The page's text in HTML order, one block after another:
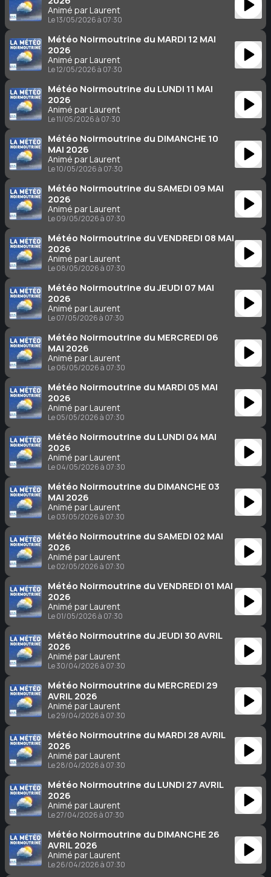
Animé par Laurent
Le 13/05/2026 à 07:30
Météo Noirmoutrine du MARDI 12 MAI
2026
Animé par Laurent
Le 12/05/2026 à 07:30
Météo Noirmoutrine du LUNDI 11 MAI
2026
Animé par Laurent
Le 11/05/2026 à 07:30
Météo Noirmoutrine du DIMANCHE 10
MAI 2026
Animé par Laurent
Le 10/05/2026 à 07:30
Météo Noirmoutrine du SAMEDI 09 MAI
2026
Animé par Laurent
Le 09/05/2026 à 07:30
Météo Noirmoutrine du VENDREDI 08 MAI
2026
Animé par Laurent
Le 08/05/2026 à 07:30
Météo Noirmoutrine du JEUDI 07 MAI
2026
Animé par Laurent
Le 07/05/2026 à 07:30
Météo Noirmoutrine du MERCREDI 06
MAI 2026
Animé par Laurent
Le 06/05/2026 à 07:30
Météo Noirmoutrine du MARDI 05 MAI
2026
Animé par Laurent
Le 05/05/2026 à 07:30
Météo Noirmoutrine du LUNDI 04 MAI
2026
Animé par Laurent
Le 04/05/2026 à 07:30
Météo Noirmoutrine du DIMANCHE 03
MAI 2026
Animé par Laurent
Le 03/05/2026 à 07:30
Météo Noirmoutrine du SAMEDI 02 MAI
2026
Animé par Laurent
Le 02/05/2026 à 07:30
Météo Noirmoutrine du VENDREDI 01 MAI
2026
Animé par Laurent
Le 01/05/2026 à 07:30
Météo Noirmoutrine du JEUDI 30 AVRIL
2026
Animé par Laurent
Le 30/04/2026 à 07:30
Météo Noirmoutrine du MERCREDI 29
AVRIL 2026
Animé par Laurent
Le 29/04/2026 à 07:30
Météo Noirmoutrine du MARDI 28 AVRIL
2026
Animé par Laurent
Le 28/04/2026 à 07:30
Météo Noirmoutrine du LUNDI 27 AVRIL
2026
Animé par Laurent
Le 27/04/2026 à 07:30
Météo Noirmoutrine du DIMANCHE 26
AVRIL 2026
Animé par Laurent
Le 26/04/2026 à 07:30